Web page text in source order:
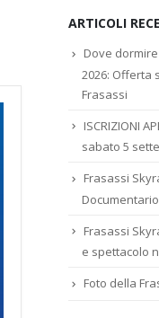
ARTICOLI
Dove
2026: Offerta
Frasassi
ISCRIZIONI
sabato 5
Frasassi
Frasassi
e spettacolo
Foto della